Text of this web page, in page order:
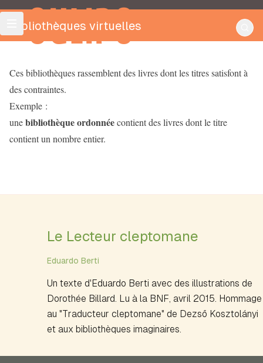
OULIPO
Bibliothèques virtuelles
Ces bibliothèques rassemblent des livres dont les titres satisfont à
des contraintes.
Exemple :
unebibliothèque ordonnéecontient des livres dont le titre
contient un nombre entier.
Le Lecteur cleptomane
Eduardo Berti
Un texte d'Eduardo Berti avec des illustrations de
Dorothée Billard. Lu à la BNF, avril 2015. Hommage
au "Traducteur cleptomane" de Dezső Kosztolányi
et aux bibliothèques imaginaires.